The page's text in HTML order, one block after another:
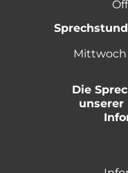
Mittwoch
Die
unserer